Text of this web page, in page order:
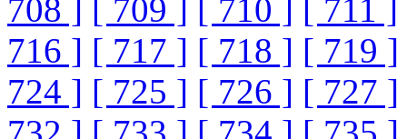
708 ] [ 709 ] [ 710 ] [ 711 ]
716 ] [ 717 ] [ 718 ] [ 719 ]
724 ] [ 725 ] [ 726 ] [ 727 ]